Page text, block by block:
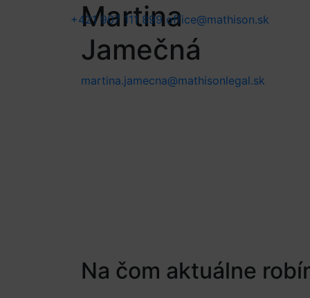
+421 907 111 899 office@mathison.sk
Martina
Jamečná
martina.jamecna@mathisonlegal.sk
Na čom aktuálne